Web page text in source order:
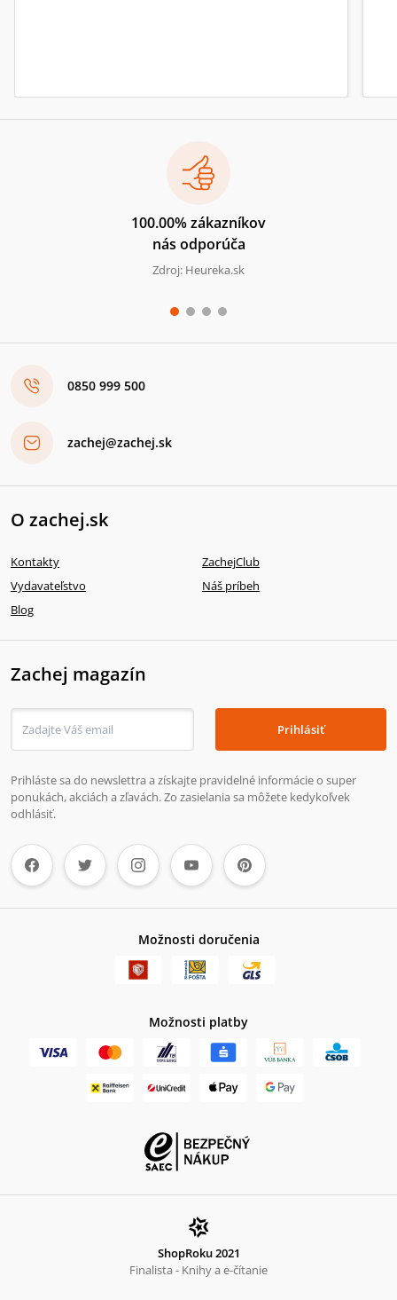
100.00% zákazníkov
nás odporúča
Zdroj: Heureka.sk
0850 999 500
zachej@zachej.sk
O zachej.sk
Kontakty
ZachejClub
Vydavateľstvo
Náš príbeh
Blog
Zachej magazín
Prihlásiť
Prihláste sa do newslettra a získajte pravidelné informácie o super
ponukách, akciách a zľavách. Zo zasielania sa môžete kedykoľvek
odhlásiť.
Možnosti doručenia
Možnosti platby
ShopRoku 2021
Finalista - Knihy a e-čítanie